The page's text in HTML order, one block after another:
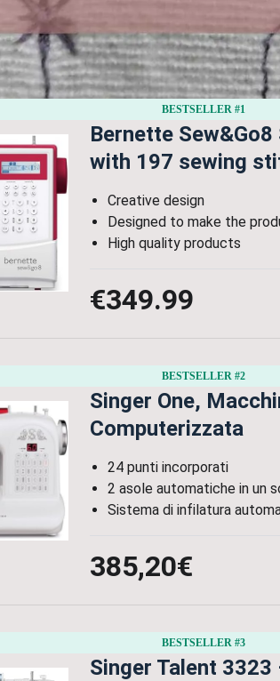
BESTSELLER #1
Bernette
with 197 sewing
Creative design
Designed to make the
High quality products
€349.99
BESTSELLER #2
Singer One,
Computerizzata
24 punti incorporati
2 asole automatiche in un
Sistema di infilatura
385,20€
BESTSELLER #3
Singer Talent